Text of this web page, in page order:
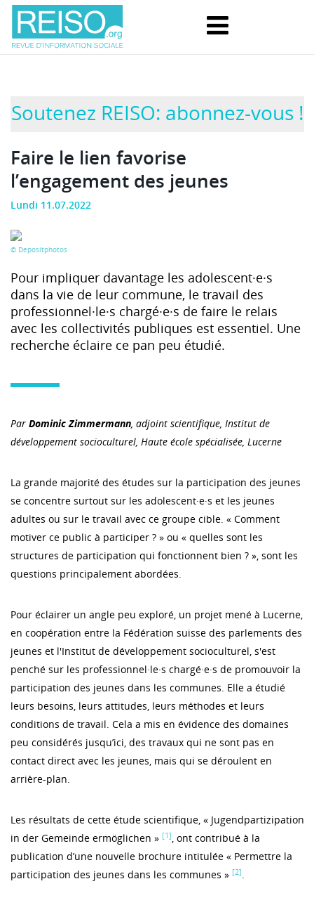
Soutenez REISO: abonnez-vous !
Faire le lien favorise
l’engagement des jeunes
Lundi 11.07.2022
© Depositphotos
Pour impliquer davantage les adolescent·e·s
dans la vie de leur commune, le travail des
professionnel·le·s chargé·e·s de faire le relais
avec les collectivités publiques est essentiel. Une
recherche éclaire ce pan peu étudié.
Par Dominic Zimmermann, adjoint scientifique, Institut de
développement socioculturel, Haute école spécialisée, Lucerne
La grande majorité des études sur la participation des jeunes
se concentre surtout sur les adolescent·e·s et les jeunes
adultes ou sur le travail avec ce groupe cible. « Comment
motiver ce public à participer ? » ou « quelles sont les
structures de participation qui fonctionnent bien ? », sont les
questions principalement abordées.
Pour éclairer un angle peu exploré, un projet mené à Lucerne,
en coopération entre la Fédération suisse des parlements des
jeunes et l'Institut de développement socioculturel, s'est
penché sur les professionnel·le·s chargé·e·s de promouvoir la
participation des jeunes dans les communes. Elle a étudié
leurs besoins, leurs attitudes, leurs méthodes et leurs
conditions de travail. Cela a mis en évidence des domaines
peu considérés jusqu’ici, des travaux qui ne sont pas en
contact direct avec les jeunes, mais qui se déroulent en
arrière-plan.
Les résultats de cette étude scientifique, « Jugendpartizipation
in der Gemeinde ermöglichen » [1], ont contribué à la
publication d’une nouvelle brochure intitulée « Permettre la
participation des jeunes dans les communes » [2].